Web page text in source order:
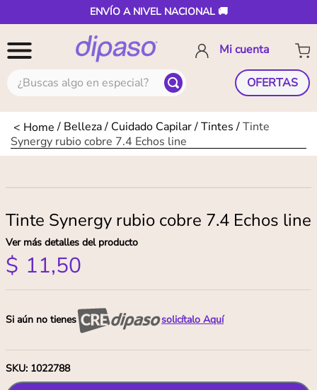
ENVÍO A NIVEL NACIONAL 🚚
¿Buscas algo en especial? OFERTAS
Belleza Cuidado Capilar Tintes
Tinte
Synergy rubio cobre 7.4 Echos line
Tinte Synergy rubio cobre 7.4 Echos line
Ver más detalles del producto
$ 11,50
Si aún no tienes solicítalo Aquí
SKU: 1022788